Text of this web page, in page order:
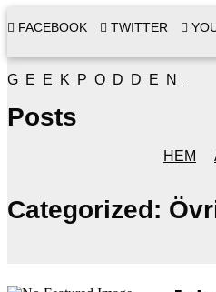
FACEBOOK TWITTER
GEEKPODDEN
HEM
Posts
Categorized: